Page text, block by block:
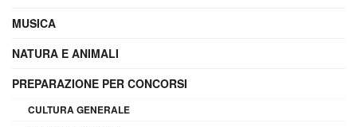
MUSICA
NATURA E ANIMALI
PREPARAZIONE PER CONCORSI
CULTURA GENERALE